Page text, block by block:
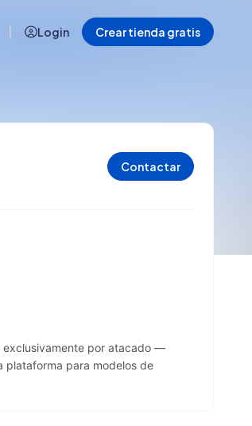
Login Crear tienda gratis
Contactar
exclusivamente por atacado —
plataforma para modelos de